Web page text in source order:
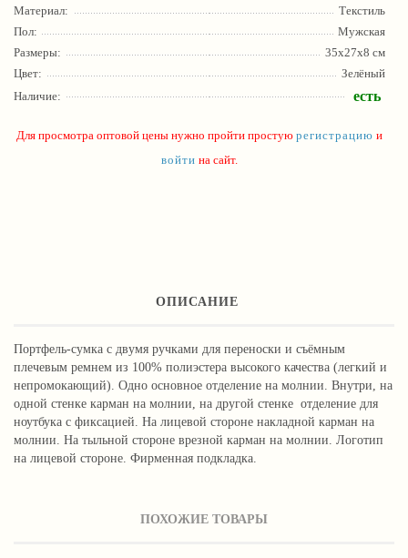
Материал:
Текстиль
Пол:
Мужская
Размеры:
35х27х8 см
Цвет:
Зелёный
Наличие:
есть
Для просмотра оптовой цены нужно пройти простую регистрацию и
войти на сайт.
ОПИСАНИЕ
Портфель-сумка с двумя ручками для переноски и съёмным
плечевым ремнем из 100% полиэстера высокого качества (легкий и
непромокающий). Одно основное отделение на молнии. Внутри, на
одной стенке карман на молнии, на другой стенке отделение для
ноутбука с фиксацией. На лицевой стороне накладной карман на
молнии. На тыльной стороне врезной карман на молнии. Логотип
на лицевой стороне. Фирменная подкладка.
ПОХОЖИЕ ТОВАРЫ